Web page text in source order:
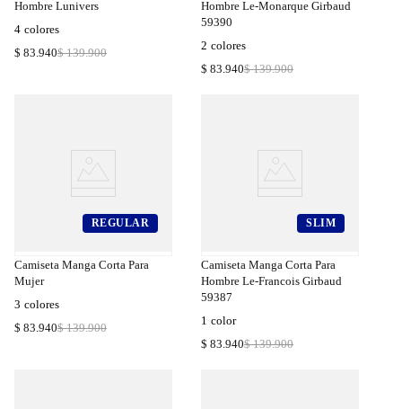
Hombre Lunivers
4 colores
$ 139.900
$ 83 940
Hombre Le-Monarque Girbaud
59390
2 colores
$ 139.900
$ 83 940
REGULAR
Camiseta Manga Corta Para
Mujer
3 colores
$ 139.900
$ 83 940
SLIM
Camiseta Manga Corta Para
Hombre Le-Francois Girbaud
59387
1 color
$ 139.900
$ 83 940